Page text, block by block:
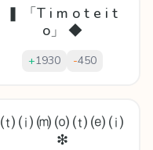
❚ 「T i m o t e i t
o」 ◆
+1930 -450
⒯ ⒤ ⒨ ⒪ ⒯ ⒠ ⒤
❇